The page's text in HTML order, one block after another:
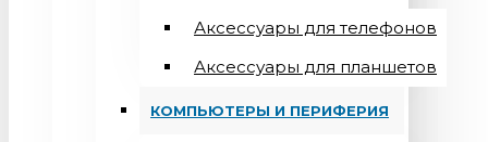
Аксессуары для телефонов
Аксессуары для планшетов
КОМПЬЮТЕРЫ И ПЕРИФЕРИЯ